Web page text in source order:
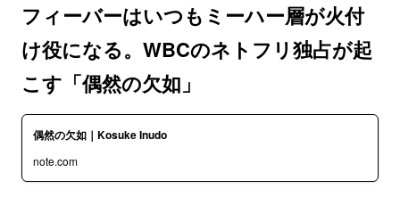
フィーバーはいつもミーハー層が火付
け役になる。WBCのネトフリ独占が起
こす「偶然の欠如」
偶然の欠如｜Kosuke Inudo
note.com